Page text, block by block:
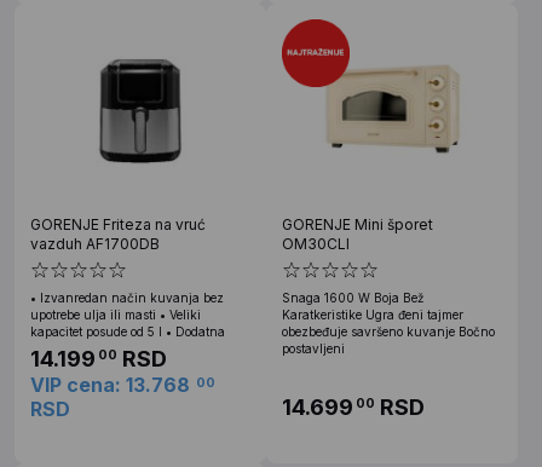
GORENJE Friteza na vruć
vazduh AF1700DB
• Izvanredan način kuvanja bez
upotrebe ulja ili masti • Veliki
kapacitet posude od 5 l • Dodatna
14.199 00 RSD
VIP cena: 13.768 00
RSD
GORENJE Mini šporet
OM30CLI
Snaga 1600 W Boja Bež
Karatkeristike Ugra đeni tajmer
obezbeđuje savršeno kuvanje Bočno
postavljeni
14.699 00 RSD